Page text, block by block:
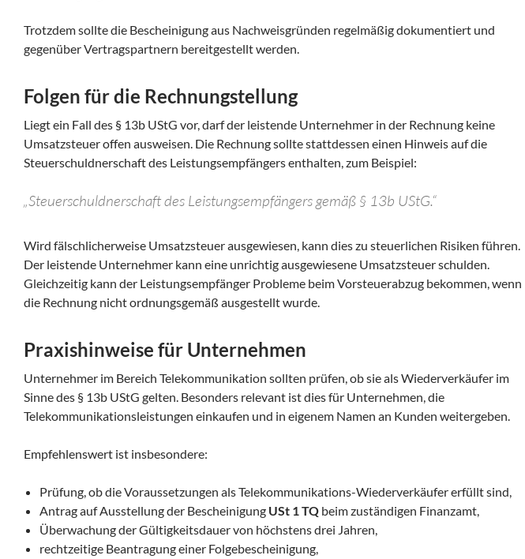
Trotzdem sollte die Bescheinigung aus Nachweisgründen regelmäßig dokumentiert und
gegenüber Vertragspartnern bereitgestellt werden.
Folgen für die Rechnungstellung
Liegt ein Fall des § 13b UStG vor, darf der leistende Unternehmer in der Rechnung keine
Umsatzsteuer offen ausweisen. Die Rechnung sollte stattdessen einen Hinweis auf die
Steuerschuldnerschaft des Leistungsempfängers enthalten, zum Beispiel:
„Steuerschuldnerschaft des Leistungsempfängers gemäß § 13b UStG.“
Wird fälschlicherweise Umsatzsteuer ausgewiesen, kann dies zu steuerlichen Risiken führen.
Der leistende Unternehmer kann eine unrichtig ausgewiesene Umsatzsteuer schulden.
Gleichzeitig kann der Leistungsempfänger Probleme beim Vorsteuerabzug bekommen, wenn
die Rechnung nicht ordnungsgemäß ausgestellt wurde.
Praxishinweise für Unternehmen
Unternehmer im Bereich Telekommunikation sollten prüfen, ob sie als Wiederverkäufer im
Sinne des § 13b UStG gelten. Besonders relevant ist dies für Unternehmen, die
Telekommunikationsleistungen einkaufen und in eigenem Namen an Kunden weitergeben.
Empfehlenswert ist insbesondere:
Prüfung, ob die Voraussetzungen als Telekommunikations-Wiederverkäufer erfüllt sind,
Antrag auf Ausstellung der Bescheinigung USt 1 TQ beim zuständigen Finanzamt,
Überwachung der Gültigkeitsdauer von höchstens drei Jahren,
rechtzeitige Beantragung einer Folgebescheinigung,